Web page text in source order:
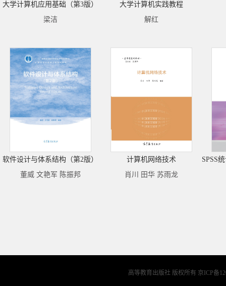
大学计算机应用基础（第3版）
梁洁
大学计算机实践教程
解红
软件设计与体系结构（第2版）
董威 文艳军 陈振邦
计算机网络技术
肖川 田华 苏雨龙
高等教育出版社 版权所有 京ICP备